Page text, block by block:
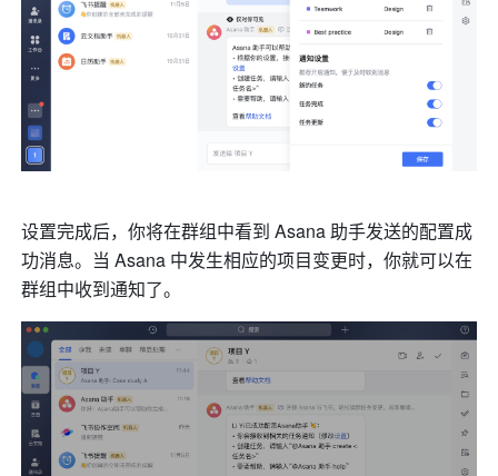
设置完成后，你将在群组中看到 Asana 助手发送的配置成
功消息。当 Asana 中发生相应的项目变更时，你就可以在
群组中收到通知了。